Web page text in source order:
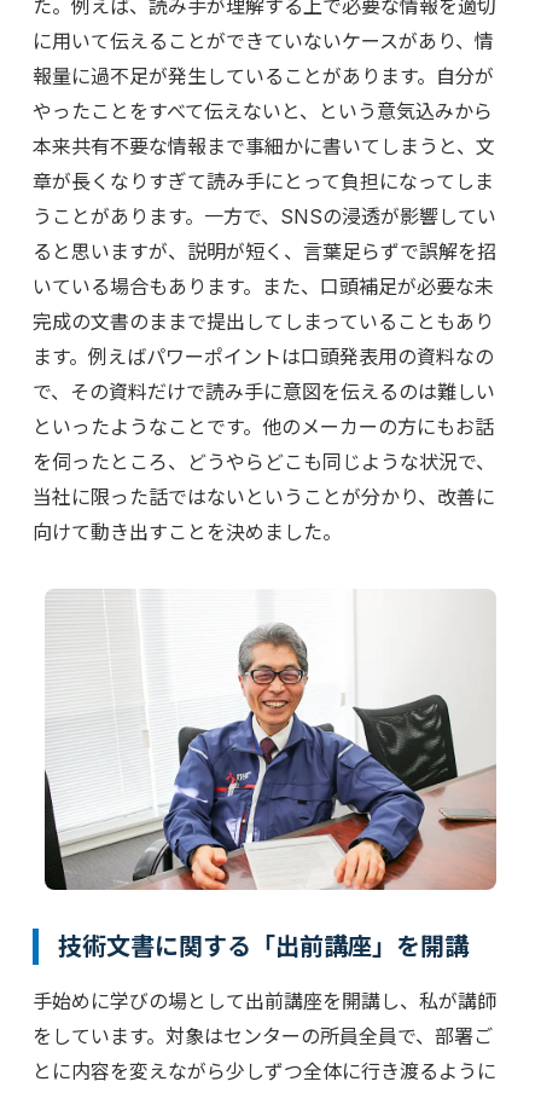
た。例えば、読み手が理解する上で必要な情報を適切
に用いて伝えることができていないケースがあり、情
報量に過不足が発生していることがあります。自分が
やったことをすべて伝えないと、という意気込みから
本来共有不要な情報まで事細かに書いてしまうと、文
章が長くなりすぎて読み手にとって負担になってしま
うことがあります。一方で、SNSの浸透が影響してい
ると思いますが、説明が短く、言葉足らずで誤解を招
いている場合もあります。また、口頭補足が必要な未
完成の文書のままで提出してしまっていることもあり
ます。例えばパワーポイントは口頭発表用の資料なの
で、その資料だけで読み手に意図を伝えるのは難しい
といったようなことです。他のメーカーの方にもお話
を伺ったところ、どうやらどこも同じような状況で、
当社に限った話ではないということが分かり、改善に
向けて動き出すことを決めました。
技術文書に関する「出前講座」を開講
手始めに学びの場として出前講座を開講し、私が講師
をしています。対象はセンターの所員全員で、部署ご
とに内容を変えながら少しずつ全体に行き渡るように